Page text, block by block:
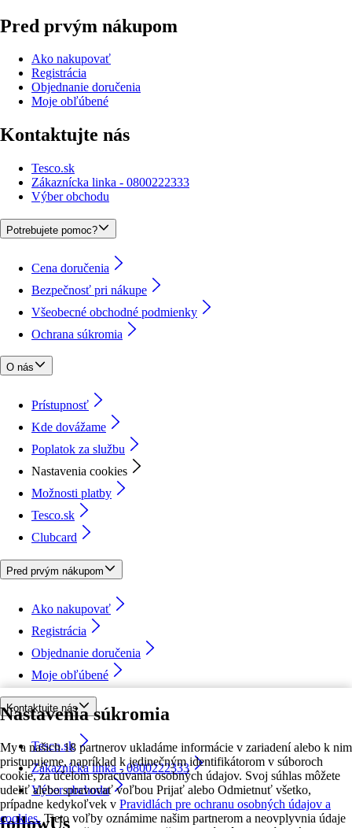
Nastavenia súkromia
My a našich 18 partnerov ukladáme informácie v zariadení alebo k nim
pristupujeme, napríklad k jedinečným identifikátorom v súboroch
cookie, za účelom spracúvania osobných údajov. Svoj súhlas môžete
udeliť alebo spravovať voľbou Prijať alebo Odmietnuť všetko,
prípadne kedykoľvek v Pravidlách pre ochranu osobných údajov a
cookies. Tieto voľby oznámime našim partnerom a neovplyvnia údaje
Pred prvým nákupom
Ako nakupovať
Registrácia
Objednanie doručenia
Moje obľúbené
Kontaktujte nás
Tesco.sk
Zákaznícka linka - 0800222333
Výber obchodu
Potrebujete pomoc?
Cena doručenia
Bezpečnosť pri nákupe
Všeobecné obchodné podmienky
Ochrana súkromia
O nás
Prístupnosť
Kde dovážame
Poplatok za službu
Nastavenia cookies
Možnosti platby
Tesco.sk
Clubcard
Pred prvým nákupom
Ako nakupovať
Registrácia
Objednanie doručenia
Moje obľúbené
Kontaktujte nás
Tesco.sk
Zákaznícka linka - 0800222333
Výber obchodu
followUs